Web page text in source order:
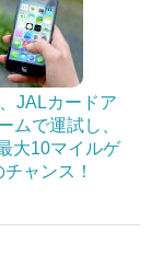
JALカードア
ムで運試し、
大10マイルゲ
チャンス！